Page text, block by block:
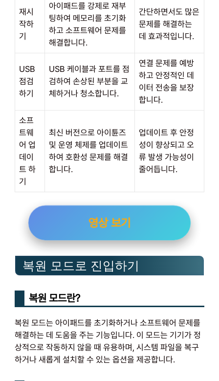
재시
작하
기
아이패드를 강제로 재부
팅하여 메모리를 초기화
하고 소프트웨어 문제를
해결합니다.
간단하면서도 많은
문제를 해결하는
데 효과적입니다.
USB
점검
하기
USB 케이블과 포트를 점
검하여 손상된 부분을 교
체하거나 청소합니다.
연결 문제를 예방
하고 안정적인 데
이터 전송을 보장
합니다.
소프
트웨
어 업
데이
트 하
기
최신 버전으로 아이튠즈
및 운영 체제를 업데이트
하여 호환성 문제를 해결
합니다.
업데이트 후 안정
성이 향상되고 오
류 발생 가능성이
줄어듭니다.
영상 보기
복원 모드로 진입하기
복원 모드란?
복원 모드는 아이패드를 초기화하거나 소프트웨어 문제를
해결하는 데 도움을 주는 기능입니다. 이 모드는 기기가 정
상적으로 작동하지 않을 때 유용하며, 시스템 파일을 복구
하거나 새롭게 설치할 수 있는 옵션을 제공합니다.